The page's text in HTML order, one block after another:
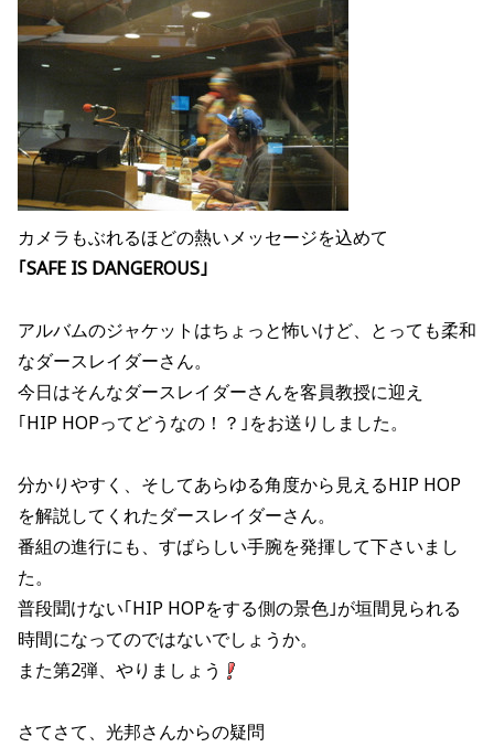
カメラもぶれるほどの熱いメッセージを込めて
｢SAFE IS DANGEROUS｣
アルバムのジャケットはちょっと怖いけど、とっても柔和
なダースレイダーさん。
今日はそんなダースレイダーさんを客員教授に迎え
｢HIP HOPってどうなの！？｣をお送りしました。
分かりやすく、そしてあらゆる角度から見えるHIP HOP
を解説してくれたダースレイダーさん。
番組の進行にも、すばらしい手腕を発揮して下さいまし
た。
普段聞けない｢HIP HOPをする側の景色｣が垣間見られる
時間になってのではないでしょうか。
また第2弾、やりましょう
さてさて、光邦さんからの疑問